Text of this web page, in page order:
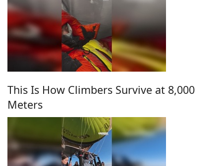
This Is How Climbers Survive at 8,000
Meters